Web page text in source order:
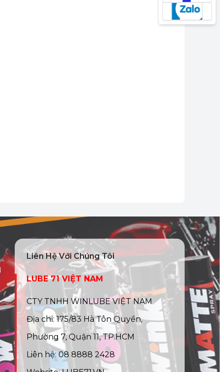
Liên Hệ Với Chúng Tôi
LUBE 71 VIỆT NAM
CTY TNHH WINLUBE VIỆT NAM
Địa chỉ: 175/83 Hà Tôn Quyền,
Phường 7, Quận 11, TP.HCM
Liên hệ: 08 8888 2428